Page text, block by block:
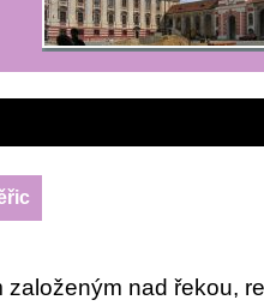
založeným nad řekou,